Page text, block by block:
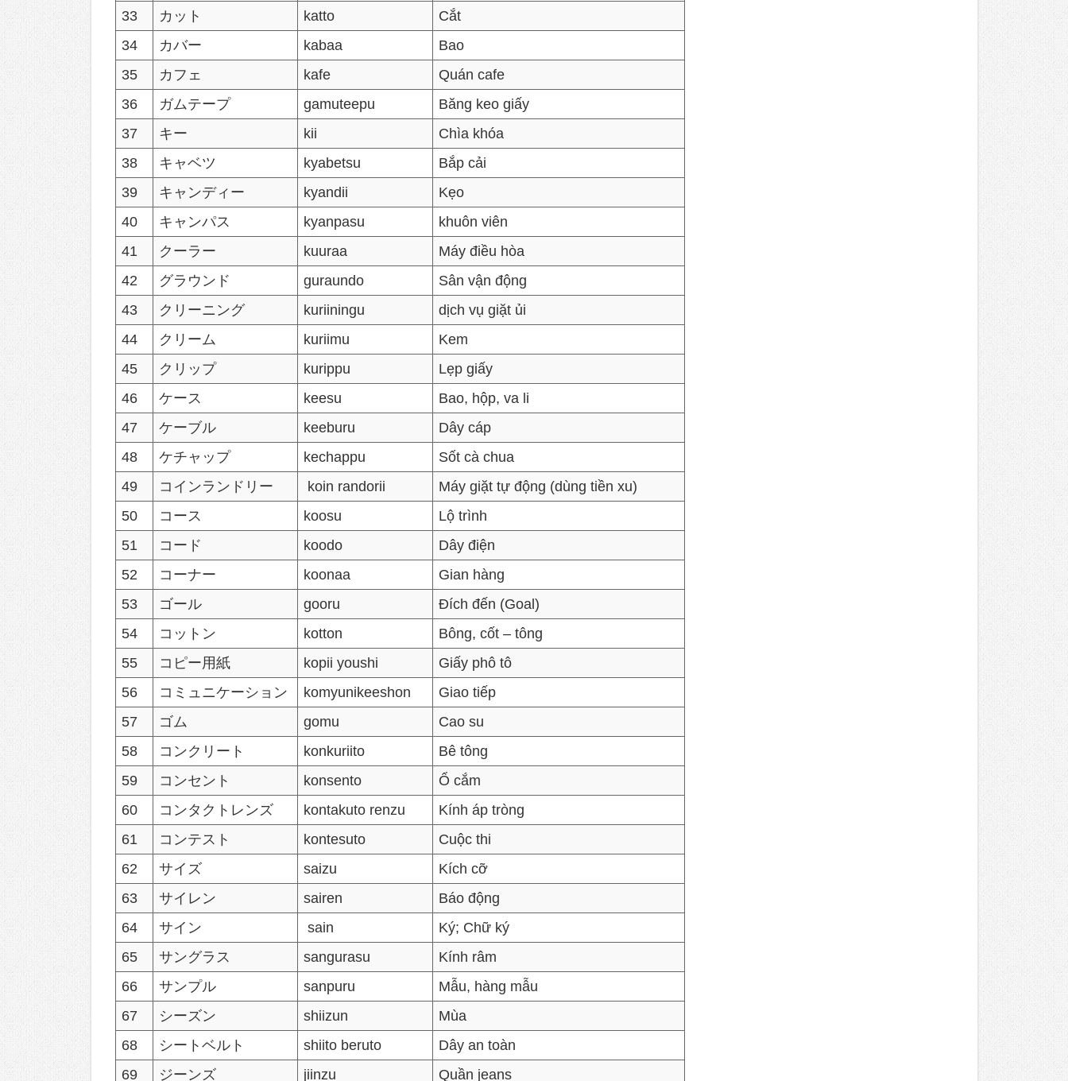
33
カット katto
Cắt
34
カバー kabaa
Bao
35
カフェ kafe
Quán cafe
36
ガムテープ gamuteepu
Băng keo giấy
37
キー kii
Chìa khóa
38
キャベツ kyabetsu
Bắp cải
39
キャンディー kyandii
Kẹo
40
キャンパス kyanpasu
khuôn viên
41
クーラー kuuraa
Máy điều hòa
42
グラウンド guraundo
Sân vận động
43
クリーニング kuriiningu
dịch vụ giặt ủi
44
クリーム kuriimu
Kem
45
クリップ kurippu
Lẹp giấy
46
ケース keesu
Bao, hộp, va li
47
ケーブル keeburu
Dây cáp
48
ケチャップ kechappu
Sốt cà chua
49
コインランドリー koin randorii
Máy giặt tự động (dùng tiền xu)
50
コース koosu
Lộ trình
51
コード koodo
Dây điện
52
コーナー koonaa
Gian hàng
53
ゴール gooru
Đích đến (Goal)
54
コットン kotton
Bông, cốt – tông
55
コピー用紙 kopii youshi
Giấy phô tô
56
コミュニケーション komyunikeeshon
Giao tiếp
57
ゴム gomu
Cao su
58
コンクリート konkuriito
Bê tông
59
コンセント konsento
Ổ cắm
60
コンタクトレンズ kontakuto renzu
Kính áp tròng
61
コンテスト kontesuto
Cuộc thi
62
サイズ saizu
Kích cỡ
63
サイレン sairen
Báo động
64
サイン sain
Ký; Chữ ký
65
サングラス sangurasu
Kính râm
66
サンプル sanpuru
Mẫu, hàng mẫu
67
シーズン shiizun
Mùa
68
シートベルト shiito beruto
Dây an toàn
69
ジーンズ jiinzu Quần jeans